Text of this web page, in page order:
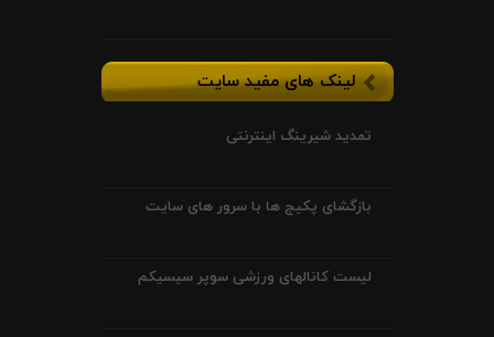
لینک های مفید سایت
تمدید شیرینگ اینترنتی
بازگشای پکیج ها با سرور های سایت
لیست کانالهای ورزشی سوپر سیسیکم